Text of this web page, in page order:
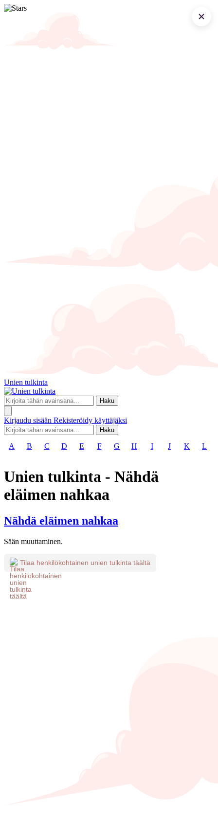
Unien tulkinta
Haku
Kirjaudu sisään Rekisteröidy käyttäjäksi
Haku
A B C D E F G H I J K L
Unien tulkinta - Nähdä
eläimen nahkaa
Nähdä eläimen nahkaa
Sään muuttaminen.
Tilaa henkilökohtainen unien tulkinta täältä